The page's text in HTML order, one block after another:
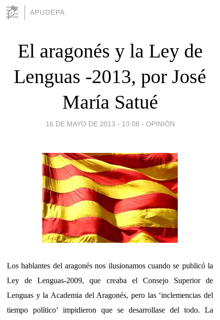
APUDEPA
El aragonés y la Ley de
Lenguas -2013, por José
María Satué
16 DE MAYO DE 2013 - 13:08 - OPINIÓN
Los hablantes del aragonés nos ilusionamos cuando se publicó la
Ley de Lenguas-2009, que creaba el Consejo Superior de
Lenguas y la Academia del Aragonés, pero las ‘inclemencias del
tiempo político’ impidieron que se desarrollase del todo. La